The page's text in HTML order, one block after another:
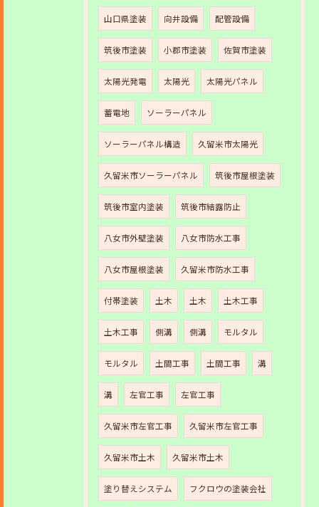
山口県塗装 向井設備 配管設備
筑後市塗装 小郡市塗装 佐賀市塗装
太陽光発電 太陽光 太陽光パネル
蓄電地 ソーラーパネル
ソーラーパネル構造 久留米市太陽光
久留米市ソーラーパネル 筑後市屋根塗装
筑後市室内塗装 筑後市結露防止
八女市外壁塗装 八女市防水工事
八女市屋根塗装 久留米市防水工事
付帯塗装 土木 土木 土木工事
土木工事 側溝 側溝 モルタル
モルタル 土間工事 土間工事 溝
溝 左官工事 左官工事
久留米市左官工事 久留米市左官工事
久留米市土木 久留米市土木
塗り替えシステム フクロウの塗装会社